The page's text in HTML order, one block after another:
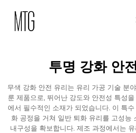
투명 강화 안
무색 강화 안전 유리는 유리 가공 기술 분
룬 제품으로, 뛰어난 강도와 안전성 특성
에서 필수적인 소재가 되었습니다. 이 특
화 공정을 거쳐 일반 퇴화 유리를 고성능
내구성을 확보합니다. 제조 과정에서는